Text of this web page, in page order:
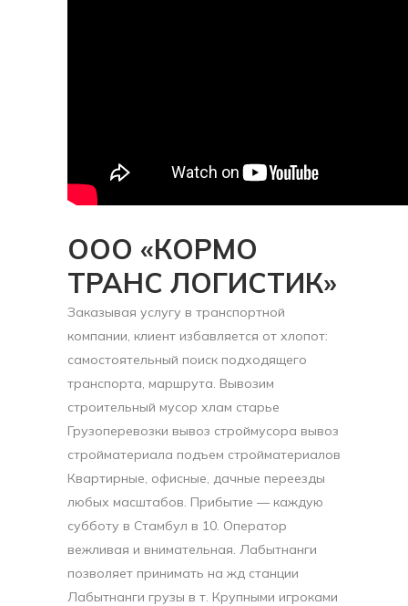
ООО «КОРМО
ТРАНС ЛОГИСТИК»
Заказывая услугу в транспортной
компании, клиент избавляется от хлопот:
самостоятельный поиск подходящего
транспорта, маршрута. Вывозим
строительный мусор хлам старье
Грузоперевозки вывоз строймусора вывоз
стройматериала подъем стройматериалов
Квартирные, офисные, дачные переезды
любых масштабов. Прибытие — каждую
субботу в Стамбул в 10. Оператор
вежливая и внимательная. Лабытнанги
позволяет принимать на жд станции
Лабытнанги грузы в т. Крупными игроками